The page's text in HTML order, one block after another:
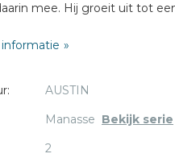
mee. Hij groeit uit tot
samen met enkele priesters
valt Juda ten prooi aan
gevangengenomen en
vergeten en de weg
AUSTIN
Manasse Bekijk serie
2